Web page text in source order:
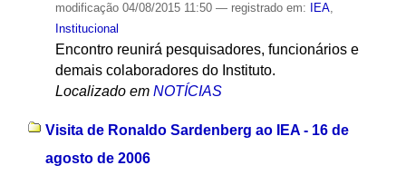
modificação04/08/2015 11:50 — registrado em: IEA,
Institucional
Encontro reunirá pesquisadores, funcionários e
demais colaboradores do Instituto.
Localizado em NOTÍCIAS
Visita de Ronaldo Sardenberg ao IEA - 16 de
agosto de 2006